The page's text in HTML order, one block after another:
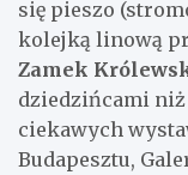
się pieszo
kolejką linową
Zamek
dziedzińcami
ciekawych
Budapesztu,